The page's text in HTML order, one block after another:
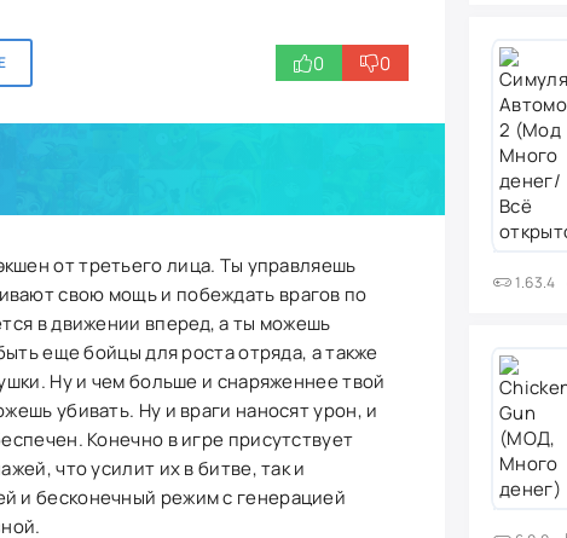
0 0
от третьего лица. Ты управляешь
свою мощь и побеждать врагов по
в движении вперед, а ты можешь
еще бойцы для роста отряда, а также
Ну и чем больше и снаряженнее твой
убивать. Ну и враги наносят урон, и
Конечно в игре присутствует
что усилит их в битве, так и
и бесконечный режим с генерацией
1.63.4